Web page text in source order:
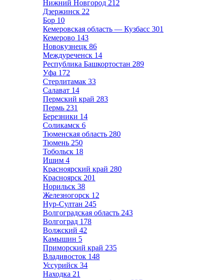
Нижний Новгород 212
Дзержинск 22
Бор 10
Кемеровская область — Кузбасс 301
Кемерово 143
Новокузнецк 86
Междуреченск 14
Республика Башкортостан 289
Уфа 172
Стерлитамак 33
Салават 14
Пермский край 283
Пермь 231
Березники 14
Соликамск 6
Тюменская область 280
Тюмень 250
Тобольск 18
Ишим 4
Красноярский край 280
Красноярск 201
Норильск 38
Железногорск 12
Нур-Султан 245
Волгоградская область 243
Волгоград 178
Волжский 42
Камышин 5
Приморский край 235
Владивосток 148
Уссурийск 34
Находка 21